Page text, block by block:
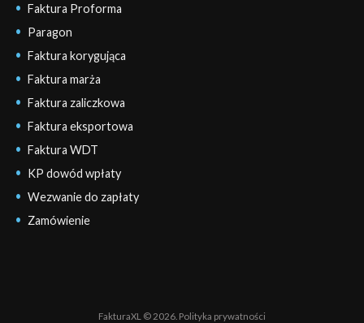
Faktura Proforma
Paragon
Faktura korygująca
Faktura marża
Faktura zaliczkowa
Faktura eksportowa
Faktura WDT
KP dowód wpłaty
Wezwanie do zapłaty
Zamówienie
FakturaXL © 2026. Polityka prywatności